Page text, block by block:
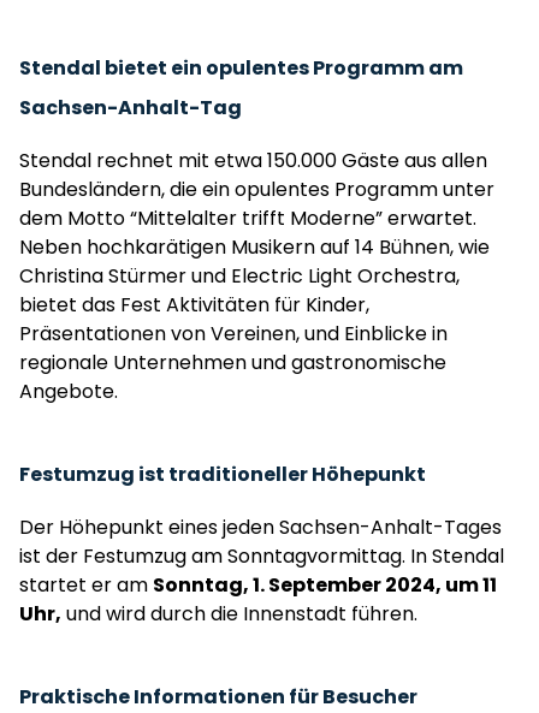
Stendal bietet ein opulentes Programm am
Sachsen-Anhalt-Tag
Stendal rechnet mit etwa 150.000 Gäste aus allen
Bundesländern, die ein opulentes Programm unter
dem Motto “Mittelalter trifft Moderne” erwartet.
Neben hochkarätigen Musikern auf 14 Bühnen, wie
Christina Stürmer und Electric Light Orchestra,
bietet das Fest Aktivitäten für Kinder,
Präsentationen von Vereinen, und Einblicke in
regionale Unternehmen und gastronomische
Angebote.
Festumzug ist traditioneller Höhepunkt
Der Höhepunkt eines jeden Sachsen-Anhalt-Tages
ist der Festumzug am Sonntagvormittag. In Stendal
startet er am Sonntag, 1. September 2024, um 11
Uhr, und wird durch die Innenstadt führen.
Praktische Informationen für Besucher